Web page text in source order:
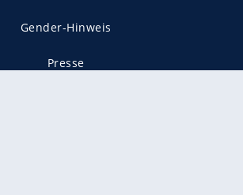
Gender-Hinweis
Presse